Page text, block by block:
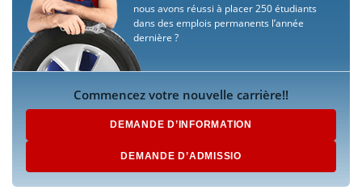
nous avons réussi à placer 250 étudiants
dans des emplois permanents l’année
dernière ?
Commencez votre nouvelle carrière!!
DEMANDE D’INFORMATION
DEMANDE D’ADMISSIO